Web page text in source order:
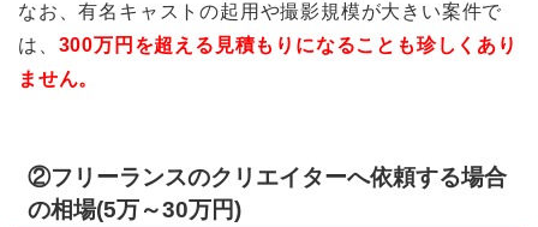
なお、有名キャストの起用や撮影規模が大きい案件で
は、 300万円を超える見積もりになることも珍しくあり
ません。
②フリーランスのクリエイターへ依頼する場合
の相場(5万～30万円)